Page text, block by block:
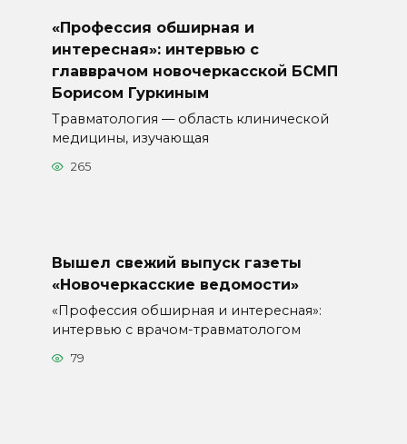
«Профессия обширная и
интересная»: интервью с
главврачом новочеркасской БСМП
Борисом Гуркиным
Травматология — область клинической
медицины, изучающая
265
Вышел свежий выпуск газеты
«Новочеркасские ведомости»
«Профессия обширная и интересная»:
интервью с врачом-травматологом
79